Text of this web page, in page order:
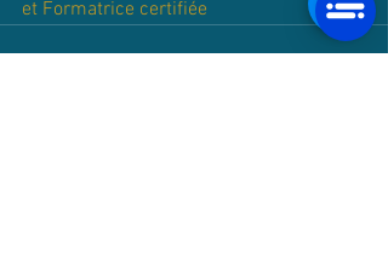
et Formatrice certifiée